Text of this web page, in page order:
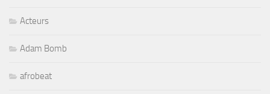
Acteurs
Adam Bomb
afrobeat